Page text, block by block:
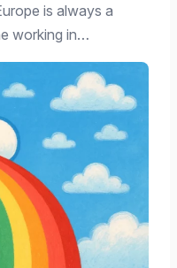
is always a
working in…